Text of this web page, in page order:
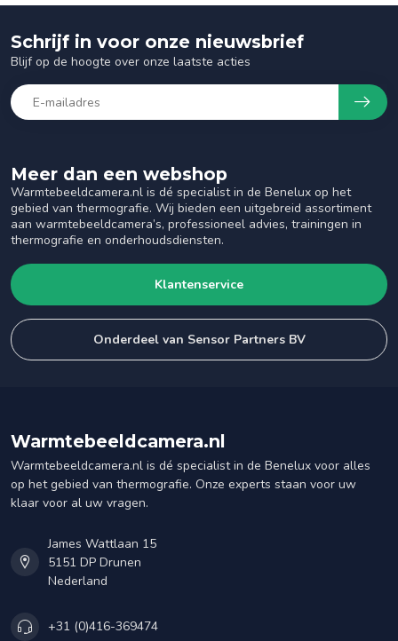
Meer dan een webshop
Warmtebeeldcamera.nl is dé specialist in de Benelux op het
gebied van thermografie. Wij bieden een uitgebreid assortiment
aan warmtebeeldcamera’s, professioneel advies, trainingen in
thermografie en onderhoudsdiensten.
Klantenservice
Onderdeel van Sensor Partners BV
Schrijf in voor onze nieuwsbrief
Blijf op de hoogte over onze laatste acties
Warmtebeeldcamera.nl
Warmtebeeldcamera.nl is dé specialist in de Benelux voor alles
op het gebied van thermografie. Onze experts staan voor uw
klaar voor al uw vragen.
James Wattlaan 15
5151 DP Drunen
Nederland
+31 (0)416-369474